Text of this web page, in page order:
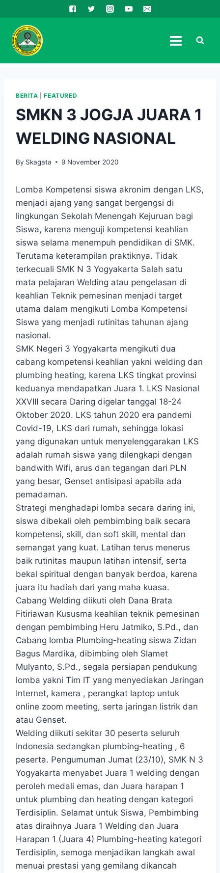
to
content
BERITA |FEATURED
SMKN 3 JOGJA JUARA 1
WELDING NASIONAL
By Skagata 9 November 2020
Lomba Kompetensi siswa akronim dengan LKS,
menjadi ajang yang sangat bergengsi di
lingkungan Sekolah Menengah Kejuruan bagi
Siswa, karena menguji kompetensi keahlian
siswa selama menempuh pendidikan di SMK.
Terutama keterampilan praktiknya. Tidak
terkecuali SMK N 3 Yogyakarta Salah satu
mata pelajaran Welding atau pengelasan di
keahlian Teknik pemesinan menjadi target
utama dalam mengikuti Lomba Kompetensi
Siswa yang menjadi rutinitas tahunan ajang
nasional.
SMK Negeri 3 Yogyakarta mengikuti dua
cabang kompetensi keahlian yakni welding dan
plumbing heating, karena LKS tingkat provinsi
keduanya mendapatkan Juara 1. LKS Nasional
XXVIII secara Daring digelar tanggal 18-24
Oktober 2020. LKS tahun 2020 era pandemi
Covid-19, LKS dari rumah, sehingga lokasi
yang digunakan untuk menyelenggarakan LKS
adalah rumah siswa yang dilengkapi dengan
bandwith Wifi, arus dan tegangan dari PLN
yang besar, Genset antisipasi apabila ada
pemadaman.
Strategi menghadapi lomba secara daring ini,
siswa dibekali oleh pembimbing baik secara
kompetensi, skill, dan soft skill, mental dan
semangat yang kuat. Latihan terus menerus
baik rutinitas maupun latihan intensif, serta
bekal spiritual dengan banyak berdoa, karena
juara itu hadiah dari yang maha kuasa.
Cabang Welding diikuti oleh Dana Brata
Fitiriawan Kususma keahlian teknik pemesinan
dengan pembimbing Heru Jatmiko, S.Pd., dan
Cabang lomba Plumbing-heating siswa Zidan
Bagus Mardika, dibimbing oleh Slamet
Mulyanto, S.Pd., segala persiapan pendukung
lomba yakni Tim IT yang menyediakan Jaringan
Internet, kamera , perangkat laptop untuk
online zoom meeting, serta jaringan listrik dan
atau Genset.
Welding diikuti sekitar 30 peserta seluruh
Indonesia sedangkan plumbing-heating , 6
peserta. Pengumuman Jumat (23/10), SMK N 3
Yogyakarta menyabet Juara 1 welding dengan
peroleh medali emas, dan Juara harapan 1
untuk plumbing dan heating dengan kategori
Terdisiplin. Selamat untuk Siswa, Pembimbing
atas diraihnya Juara 1 Welding dan Juara
Harapan 1 (Juara 4) Plumbing-heating kategori
Terdisiplin, semoga menjadikan langkah awal
menuai prestasi yang gemilang dikancah